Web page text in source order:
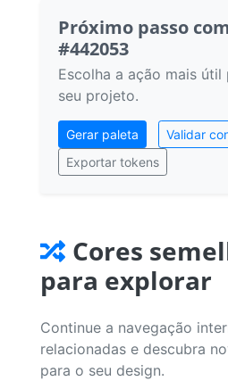
Próximo passo
#442053
Escolha a ação mais útil
seu projeto.
Gerar paleta
Validar
Exportar tokens
Cores
para explorar
Continue a navegação
relacionadas e descubra
para o seu design.